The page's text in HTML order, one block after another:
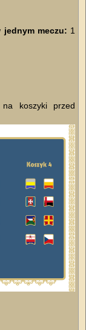
jednym meczu: 1
na koszyki przed